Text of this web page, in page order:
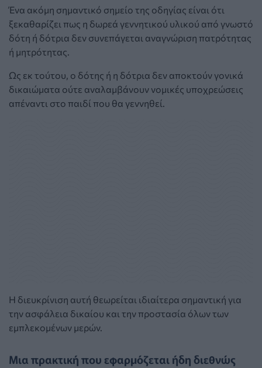
Ένα ακόμη σημαντικό σημείο της οδηγίας είναι ότι
ξεκαθαρίζει πως η δωρεά γεννητικού υλικού από γνωστό
δότη ή δότρια δεν συνεπάγεται αναγνώριση πατρότητας
ή μητρότητας.
Ως εκ τούτου, ο δότης ή η δότρια δεν αποκτούν γονικά
δικαιώματα ούτε αναλαμβάνουν νομικές υποχρεώσεις
απέναντι στο παιδί που θα γεννηθεί.
Η διευκρίνιση αυτή θεωρείται ιδιαίτερα σημαντική για
την ασφάλεια δικαίου και την προστασία όλων των
εμπλεκομένων μερών.
Μια πρακτική που εφαρμόζεται ήδη διεθνώς